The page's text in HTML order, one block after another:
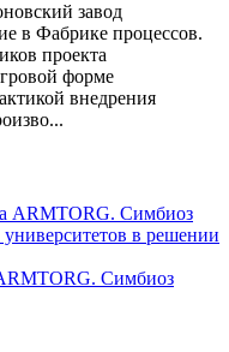
завод
в Фабрике процессов.
проекта
форме
внедрения
Симбиоз